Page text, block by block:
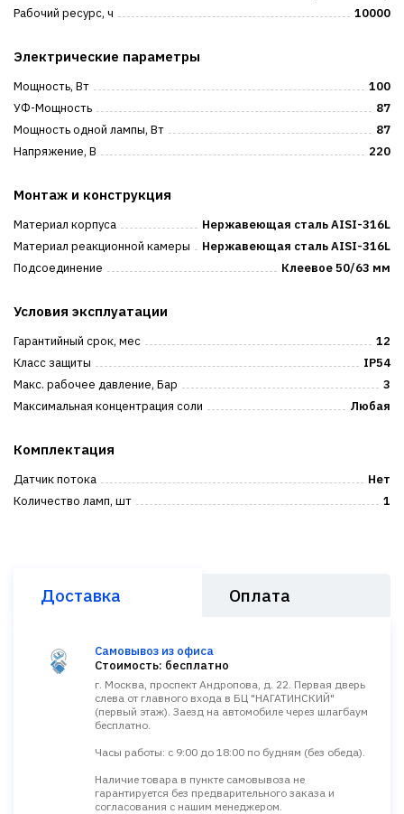
Рабочий ресурс, ч
10000
Электрические параметры
Мощность, Вт
100
УФ-Мощность
87
Мощность одной лампы, Вт
87
Напряжение, В
220
Монтаж и конструкция
Материал корпуса
Нержавеющая сталь AISI-316L
Материал реакционной камеры
Нержавеющая сталь AISI-316L
Подсоединение
Клеевое 50/63 мм
Условия эксплуатации
Гарантийный срок, мес
12
Класс защиты
IP54
Макс. рабочее давление, Бар
3
Максимальная концентрация соли
Любая
Комплектация
Датчик потока
Нет
Количество ламп, шт
1
Доставка Оплата
Самовывоз из офиса
Стоимость: бесплатно
г. Москва, проспект Андропова, д. 22. Первая дверь
слева от главного входа в БЦ "НАГАТИНСКИЙ"
(первый этаж). Заезд на автомобиле через шлагбаум
бесплатно.
Часы работы: с 9:00 до 18:00 по будням (без обеда).
Наличие товара в пункте самовывоза не
гарантируется без предварительного заказа и
согласования с нашим менеджером.